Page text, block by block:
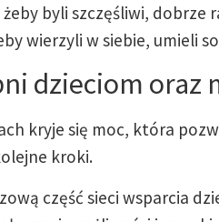
byli szczęśliwi, dobrze
wierzyli w siebie, umieli
dzieciom oraz
kryje się moc, która
kroki.
część sieci wsparcia